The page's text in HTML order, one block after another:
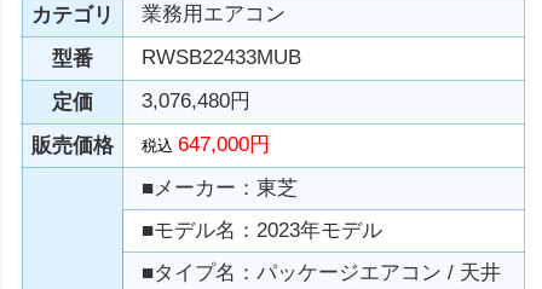
カテゴリ
業務用エアコン
型番
RWSB22433MUB
定価
3,076,480円
販売価格
税込647,000円
■メーカー：東芝
■モデル名：2023年モデル
■タイプ名：パッケージエアコン / 天井